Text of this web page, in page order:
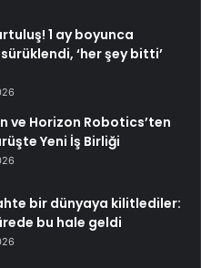
1 ay boyunca
‘her şey bitti’
ve Horizon Robotics’ten
Yeni İş Birliği
bir dünyaya kilitlediler:
bu hale geldi